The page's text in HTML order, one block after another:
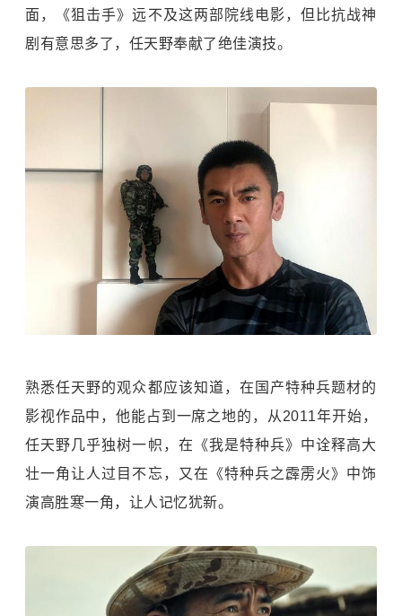
面，《狙击手》远不及这两部院线电影，但比抗战神
剧有意思多了，任天野奉献了绝佳演技。
熟悉任天野的观众都应该知道，在国产特种兵题材的
影视作品中，他能占到一席之地的，从2011年开始，
任天野几乎独树一帜，在《我是特种兵》中诠释高大
壮一角让人过目不忘，又在《特种兵之霹雳火》中饰
演高胜寒一角，让人记忆犹新。